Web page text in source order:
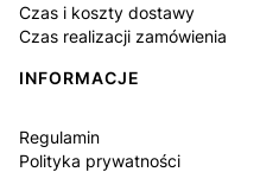
Czas i koszty dostawy
Czas realizacji zamówienia
INFORMACJE
Regulamin
Polityka prywatności